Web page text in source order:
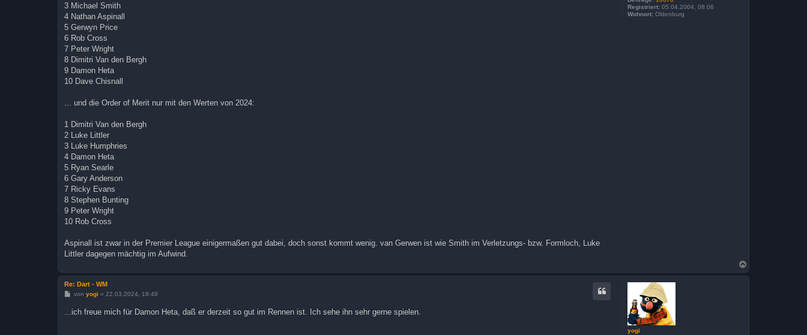
Registriert: 05.04.2004, 08:06
Wohnort: Oldenburg
3 Michael Smith
4 Nathan Aspinall
5 Gerwyn Price
6 Rob Cross
7 Peter Wright
8 Dimitri Van den Bergh
9 Damon Heta
10 Dave Chisnall
... und die Order of Merit nur mit den Werten von 2024:
1 Dimitri Van den Bergh
2 Luke Littler
3 Luke Humphries
4 Damon Heta
5 Ryan Searle
6 Gary Anderson
7 Ricky Evans
8 Stephen Bunting
9 Peter Wright
10 Rob Cross
Aspinall ist zwar in der Premier League einigermaßen gut dabei, doch sonst kommt wenig. van Gerwen ist wie Smith im Verletzungs- bzw. Formloch, Luke
Littler dagegen mächtig im Aufwind.
a
c
yogi
Re: Dart - WM
B
i
t
von yogi » 22.03.2024, 18:49
...ich freue mich für Damon Heta, daß er derzeit so gut im Rennen ist. Ich sehe ihn sehr gerne spielen.